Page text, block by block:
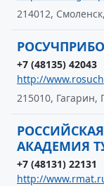
214012,
+7 (48135) 42043
http://
215010, Гагарин,
АКАДЕМИЯ
+7 (48131) 22131
http://